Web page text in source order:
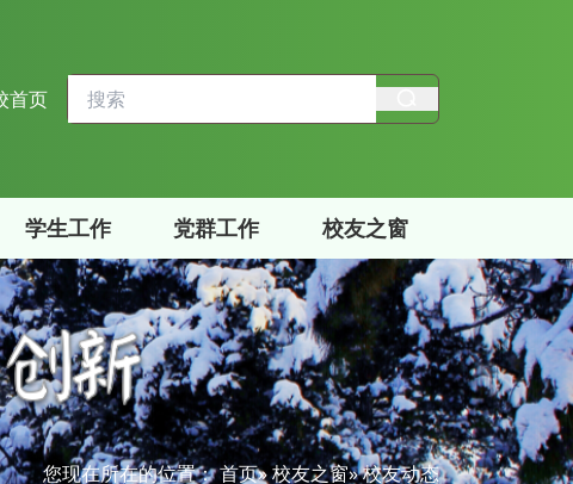
首页
学生工作 党群工作 校友之窗
您现在所在的位置：首页»校友之窗» 校友动态